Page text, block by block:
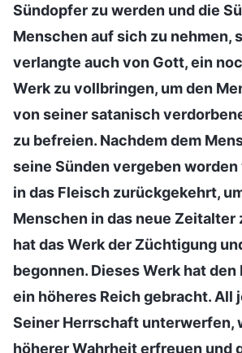
Sündopfer zu werden und die
Menschen auf sich zu nehmen,
verlangte auch von Gott, ein
Werk zu vollbringen, um den
von seiner satanisch
zu befreien. Nachdem dem
seine Sünden vergeben
in das Fleisch zurückgekehrt,
Menschen in das neue Zeitalter
hat das Werk der Züchtigung
begonnen. Dieses Werk hat
ein höheres Reich gebracht. All
Seiner Herrschaft unterwerfen,
höherer Wahrheit erfreuen und